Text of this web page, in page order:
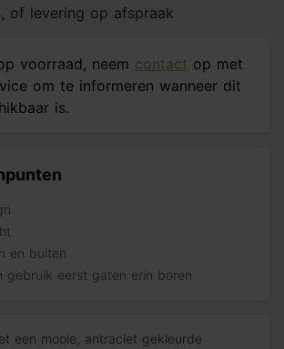
of levering op afspraak
voorraad, neem contact op met
om te informeren wanneer dit
is.
en buiten
gebruik eerst gaten erin boren
een mooie, antraciet gekleurde